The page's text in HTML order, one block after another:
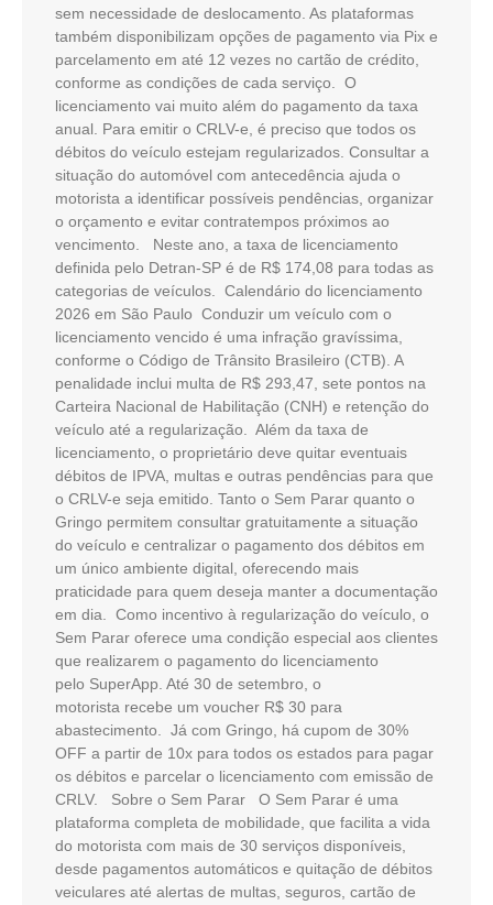
sem necessidade de deslocamento. As plataformas
também disponibilizam opções de pagamento via Pix e
parcelamento em até 12 vezes no cartão de crédito,
conforme as condições de cada serviço. O
licenciamento vai muito além do pagamento da taxa
anual. Para emitir o CRLV-e, é preciso que todos os
débitos do veículo estejam regularizados. Consultar a
situação do automóvel com antecedência ajuda o
motorista a identificar possíveis pendências, organizar
o orçamento e evitar contratempos próximos ao
vencimento. Neste ano, a taxa de licenciamento
definida pelo Detran-SP é de R$ 174,08 para todas as
categorias de veículos. Calendário do licenciamento
2026 em São Paulo Conduzir um veículo com o
licenciamento vencido é uma infração gravíssima,
conforme o Código de Trânsito Brasileiro (CTB). A
penalidade inclui multa de R$ 293,47, sete pontos na
Carteira Nacional de Habilitação (CNH) e retenção do
veículo até a regularização. Além da taxa de
licenciamento, o proprietário deve quitar eventuais
débitos de IPVA, multas e outras pendências para que
o CRLV-e seja emitido. Tanto o Sem Parar quanto o
Gringo permitem consultar gratuitamente a situação
do veículo e centralizar o pagamento dos débitos em
um único ambiente digital, oferecendo mais
praticidade para quem deseja manter a documentação
em dia. Como incentivo à regularização do veículo, o
Sem Parar oferece uma condição especial aos clientes
que realizarem o pagamento do licenciamento
pelo SuperApp. Até 30 de setembro, o
motorista recebe um voucher R$ 30 para
abastecimento. Já com Gringo, há cupom de 30%
OFF a partir de 10x para todos os estados para pagar
os débitos e parcelar o licenciamento com emissão de
CRLV. Sobre o Sem Parar O Sem Parar é uma
plataforma completa de mobilidade, que facilita a vida
do motorista com mais de 30 serviços disponíveis,
desde pagamentos automáticos e quitação de débitos
veiculares até alertas de multas, seguros, cartão de